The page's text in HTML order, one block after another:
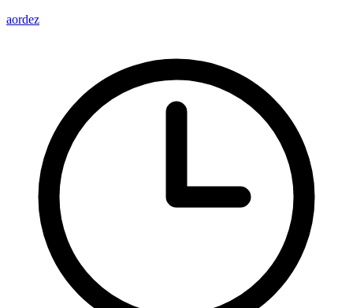
aordez